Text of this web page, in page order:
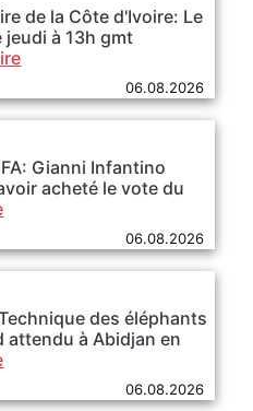
de la Côte d'Ivoire: Le
jeudi à 13h gmt
06.08.2026
Gianni Infantino
acheté le vote du
06.08.2026
des éléphants
attendu à Abidjan en
06.08.2026